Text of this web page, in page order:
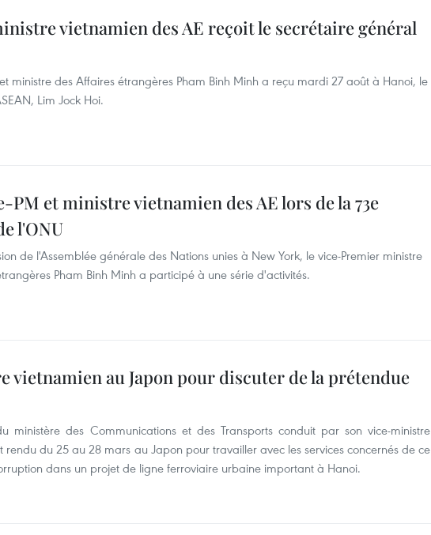
vietnamien des AE reçoit le secrétaire général
ministre des Affaires étrangères Pham Binh Minh a reçu mardi 27 août à Hanoi, le
Lim Jock Hoi.
PM et ministre vietnamien des AE lors de la 73e
l'ONU
de l'Assemblée générale des Nations unies à New York, le vice-Premier ministre
Pham Binh Minh a participé à une série d'activités.
vietnamien au Japon pour discuter de la prétendue
ministère des Communications et des Transports conduit par son vice-ministre
rendu du 25 au 28 mars au Japon pour travailler avec les services concernés de ce
dans un projet de ligne ferroviaire urbaine important à Hanoi.